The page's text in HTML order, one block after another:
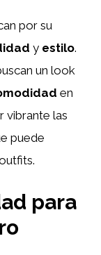
por su
y estilo.
un look
en
vibrante las
puede
para